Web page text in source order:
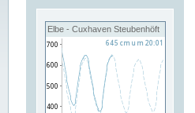
Elbe - Cuxhaven Steubenhöft